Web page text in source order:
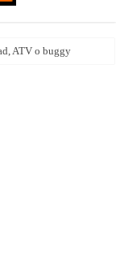
ATV o buggy